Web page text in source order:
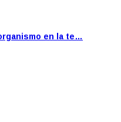
en la te…